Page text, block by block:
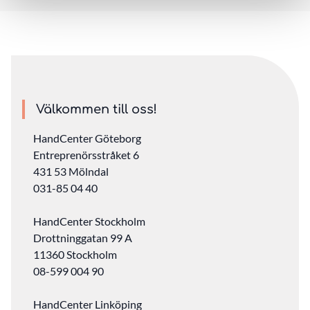
Välkommen till oss!
HandCenter Göteborg
Entreprenörsstråket 6
431 53 Mölndal
031-85 04 40
HandCenter Stockholm
Drottninggatan 99 A
11360 Stockholm ‎
08-599 004 90
HandCenter Linköping